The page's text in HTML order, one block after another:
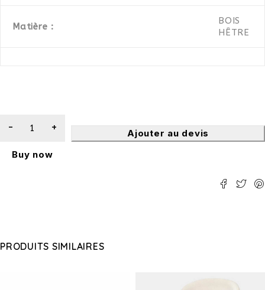
Matière :
BOIS
HÊTRE
Ajouter au devis
Buy now
PRODUITS SIMILAIRES